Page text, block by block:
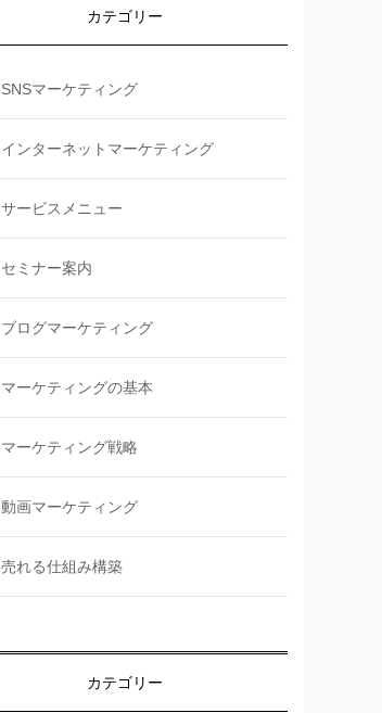
カテゴリー
SNSマーケティング
インターネットマーケティング
サービスメニュー
セミナー案内
ブログマーケティング
マーケティングの基本
マーケティング戦略
動画マーケティング
売れる仕組み構築
カテゴリー